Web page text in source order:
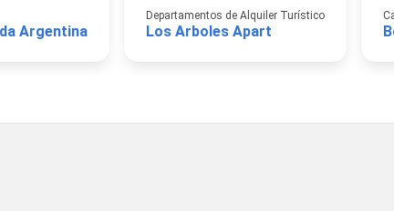
Argentina
Departamentos de Alquiler Turístico
Los Arboles Apart